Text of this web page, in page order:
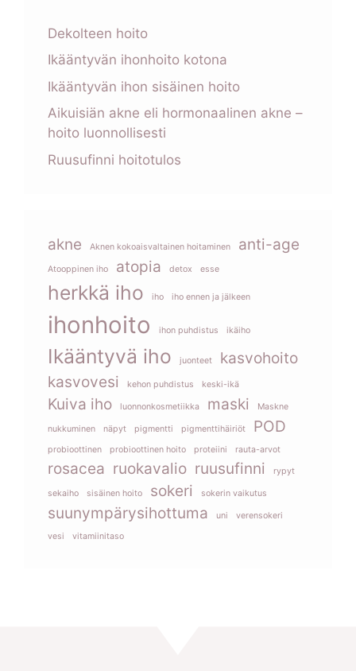
Dekolteen hoito
Ikääntyvän ihonhoito kotona
Ikääntyvän ihon sisäinen hoito
Aikuisiän akne eli hormonaalinen akne –
hoito luonnollisesti
Ruusufinni hoitotulos
akne Aknen kokoaisvaltainen hoitaminen anti-age
Atooppinen iho atopia detox esse
herkkä iho iho iho ennen ja jälkeen
ihonhoito ihon puhdistus ikäiho
Ikääntyvä iho juonteet
kasvohoito
kasvovesi
kehon puhdistus keski-ikä
Kuiva iho luonnonkosmetiikka maski Maskne
nukkuminen näpyt pigmentti pigmenttihäiriöt POD
probioottinen probioottinen hoito proteiini rauta-arvot
rosacea ruokavalio ruusufinni rypyt
sekaiho sisäinen hoito sokeri sokerin vaikutus
suunympärysihottuma uni
verensokeri
vesi
vitamiinitaso